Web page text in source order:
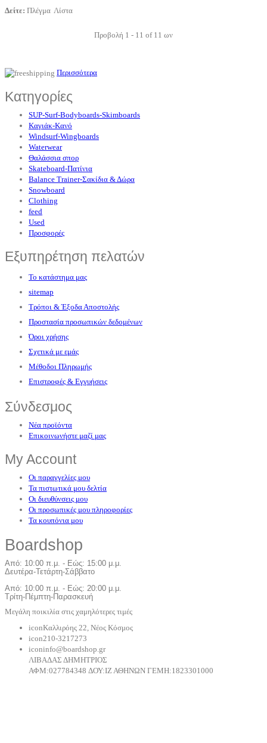
Δείτε: Πλέγμα Λίστα
Προβολή 1 - 11 of 11 ων
Περισσότερα
Κατηγορίες
SUP-Surf-Bodyboards-Skimboards
Καγιάκ-Κανό
Windsurf-Wingboards
Waterwear
Θαλάσσια σπορ
Skateboard-Πατίνια
Balance Trainer-Σακίδια & Δώρα
Snowboard
Clothing
feed
Used
Προσφορές
Εξυπηρέτηση πελατών
Το κατάστημα μας
sitemap
Τρόποι & Έξοδα Αποστολής
Προστασία προσωπικών δεδομένων
Όροι χρήσης
Σχετικά με εμάς
Μέθοδοι Πληρωμής
Επιστροφές & Εγγυήσεις
Σύνδεσμος
Νέα προϊόντα
Επικοινωνήστε μαζί μας
My Account
Οι παραγγελίες μου
Τα πιστωτικά μου δελτία
Οι διευθύνσεις μου
Οι προσωπικές μου πληροφορίες
Τα κουπόνια μου
Boardshop
Από: 10:00 π.μ. - Εώς: 15:00 μ.μ.
Δευτέρα-Τετάρτη-Σάββατο
Από: 10:00 π.μ. - Εώς: 20:00 μ.μ.
Τρίτη-Πέμπτη-Παρασκευή
Μεγάλη ποικιλία στις χαμηλότερες τιμές
iconΚαλλιρόης 22, Νέος Κόσμος
icon210-3217273
iconinfo@boardshop.gr
ΛΙΒΑΔΑΣ ΔΗΜΗΤΡΙΟΣ
ΑΦM:027784348 ΔΟΥ:ΙΖ ΑΘΗΝΩΝ ΓΕΜΗ:1823301000